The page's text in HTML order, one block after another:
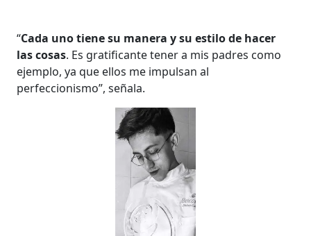
“Cada uno tiene su manera y su estilo de hacer
las cosas. Es gratificante tener a mis padres como
ejemplo, ya que ellos me impulsan al
perfeccionismo”, señala.